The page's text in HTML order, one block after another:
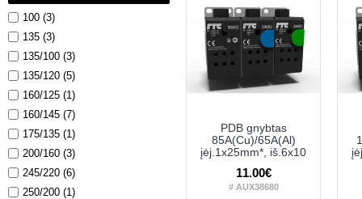
100 (3)
135 (3)
135/100 (3)
135/120 (5)
160/125 (1)
160/145 (7)
175/135 (1)
200/160 (3)
245/220 (6)
250/200 (1)
PDB gnybtas
85A(Cu)/65A(Al)
įėj.1x25mm*, iš.6x10
11.00€
# AUX38680